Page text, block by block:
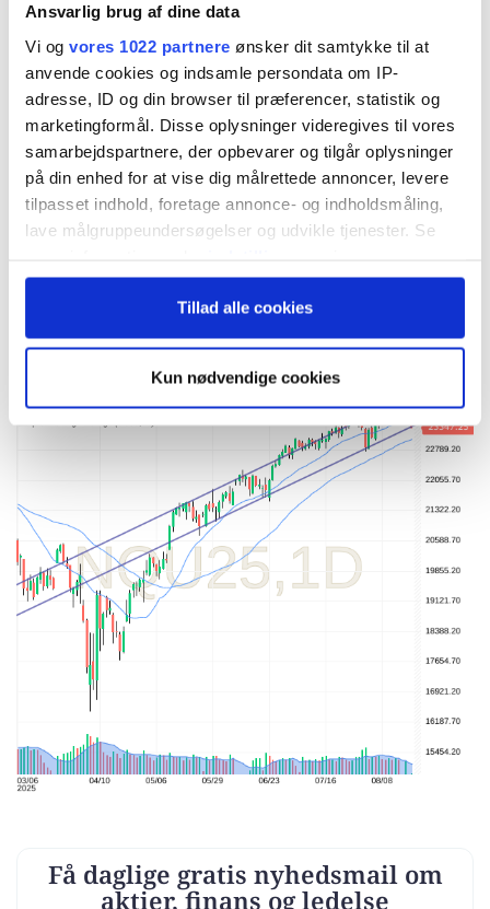
Ansvarlig brug af dine data
Vi og vores 1022 partnere ønsker dit samtykke til at
anvende cookies og indsamle persondata om IP-
adresse, ID og din browser til præferencer, statistik og
marketingformål. Disse oplysninger videregives til vores
samarbejdspartnere, der opbevarer og tilgår oplysninger
på din enhed for at vise dig målrettede annoncer, levere
tilpasset indhold, foretage annonce- og indholdsmåling,
lave målgruppeundersøgelser og udvikle tjenester. Se
persondatapolitik. Du kan altid trække dit samtykke
tilbage eller ændre indstillinger fra vores
"Cookiedeklaration", eller ved at trykke på "Privacy
Hvis du tillader det, vil vi også gerne:
Indsamle præcise oplysninger om din placering,
der kan være nøjagtig inden for få meter
Identificere din enhed baseret på en scanning af
dens unikke karakteristika (fingerprinting)
Dine valg anvendes på hele websitet.
Vi bruger cookies til at tilpasse vores indhold og
annoncer, til at vise dig funktioner til sociale medier og til
at analysere vores trafik. Vi deler også oplysninger om
din brug af vores website med vores partnere inden for
sociale medier, annonceringspartnere og
analysepartnere. Vores partnere kan kombinere disse
data med andre oplysninger, du har givet dem, eller som
de har indsamlet fra din brug af deres tjenester. Du
Tillad alle cookies
Kun nødvendige cookies
Morten W. Langer
onsdag 20. august 2025 kl. 6:04
kursgraf: Nasdaq 100 future balancerer på kanten